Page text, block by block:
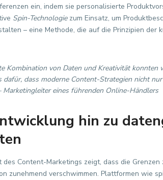
ein, indem sie personalisierte
Spin-Technologiezum Einsatz, um
– eine Methode, die auf die Prinzipien der
Kombination von Daten und Kreativität konnten
dafür, dass moderne Content-Strategien nicht
Marketingleiter eines führenden Online-Händlers
hin zu
Content-Marketings zeigt, dass die
zunehmend verschwimmen. Plattformen wie